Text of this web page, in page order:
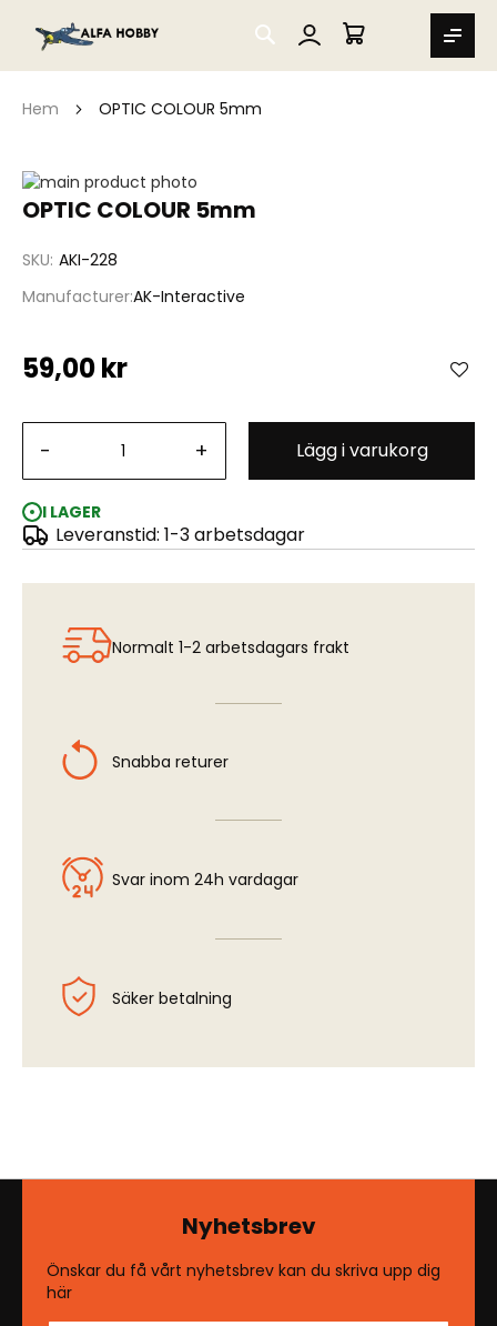
SEARCH
MIN VARUKORG
Hem OPTIC COLOUR 5mm
OPTIC COLOUR 5mm
SKU AKI-228
ManufacturerAK-Interactive
59,00 kr
- + Lägg i varukorg
I LAGER
Leveranstid: 1-3 arbetsdagar
Hoppa
till
bildgalleriet
OPTIC COLOUR 5mm
Hoppa
av
bildgalleriet
Normalt 1-2 arbetsdagars frakt
Snabba returer
Svar inom 24h vardagar
Säker betalning
Nyhetsbrev
Önskar du få vårt nyhetsbrev kan du skriva upp dig
här